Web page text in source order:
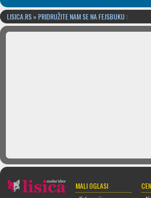
LISICA.RS » PRIDRUŽITE NAM SE NA FEJSBUKU :
MALI OGLASI